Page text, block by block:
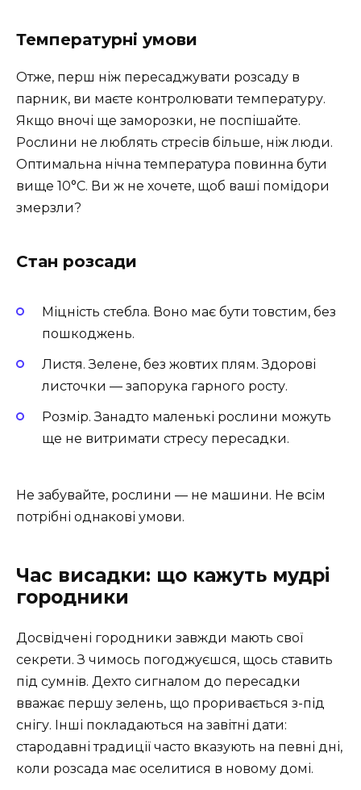
Температурні умови
Отже, перш ніж пересаджувати розсаду в
парник, ви маєте контролювати температуру.
Якщо вночі ще заморозки, не поспішайте.
Рослини не люблять стресів більше, ніж люди.
Оптимальна нічна температура повинна бути
вище 10°C. Ви ж не хочете, щоб ваші помідори
змерзли?
Стан розсади
Міцність стебла. Воно має бути товстим, без
пошкоджень.
Листя. Зелене, без жовтих плям. Здорові
листочки — запорука гарного росту.
Розмір. Занадто маленькі рослини можуть
ще не витримати стресу пересадки.
Не забувайте, рослини — не машини. Не всім
потрібні однакові умови.
Час висадки: що кажуть мудрі
городники
Досвідчені городники завжди мають свої
секрети. З чимось погоджуєшся, щось ставить
під сумнів. Дехто сигналом до пересадки
вважає першу зелень, що проривається з-під
снігу. Інші покладаються на завітні дати:
стародавні традиції часто вказують на певні дні,
коли розсада має оселитися в новому домі.